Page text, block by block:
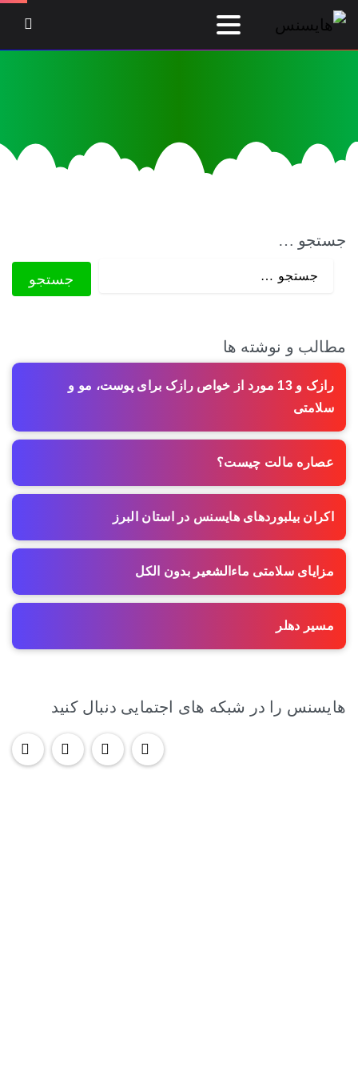
جستجو …
مطالب و نوشته ها
رازک و 13 مورد از خواص رازک برای پوست، مو و
سلامتی
عصاره مالت چیست؟
اکران بیلبوردهای هایسنس در استان البرز
مزایای سلامتی ماءالشعیر بدون الکل
مسیر دهلر
هایسنس را در شبکه های اجتمایی دنبال کنید